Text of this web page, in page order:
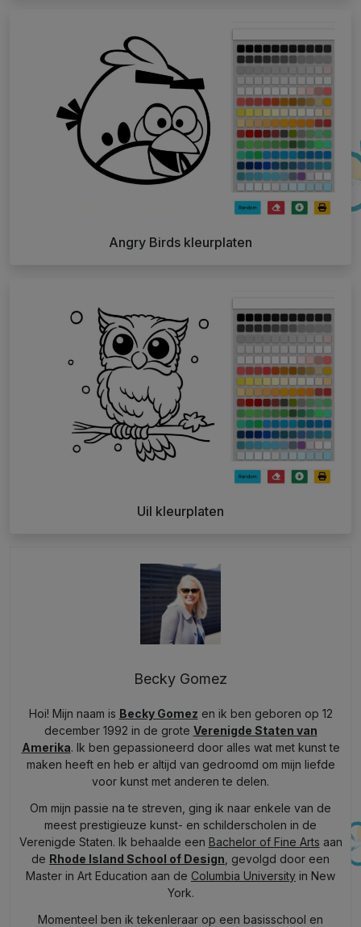
Angry Birds kleurplaten
Uil kleurplaten
Becky Gomez
Hoi! Mijn naam is Becky Gomez en ik ben geboren op 12
december 1992 in de grote Verenigde Staten van
Amerika. Ik ben gepassioneerd door alles wat met kunst te
maken heeft en heb er altijd van gedroomd om mijn liefde
voor kunst met anderen te delen.
Om mijn passie na te streven, ging ik naar enkele van de
meest prestigieuze kunst- en schilderscholen in de
Verenigde Staten. Ik behaalde een Bachelor of Fine Arts aan
de Rhode Island School of Design , gevolgd door een
Master in Art Education aan de Columbia University in New
York.
Momenteel ben ik tekenleraar op een basisschool en